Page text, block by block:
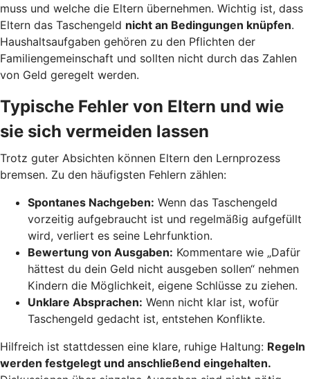
muss und welche die Eltern übernehmen. Wichtig ist, dass
Eltern das Taschengeld nicht an Bedingungen knüpfen.
Haushaltsaufgaben gehören zu den Pflichten der
Familiengemeinschaft und sollten nicht durch das Zahlen
von Geld geregelt werden.
Typische Fehler von Eltern und wie
sie sich vermeiden lassen
Trotz guter Absichten können Eltern den Lernprozess
bremsen. Zu den häufigsten Fehlern zählen:
Spontanes Nachgeben: Wenn das Taschengeld
vorzeitig aufgebraucht ist und regelmäßig aufgefüllt
wird, verliert es seine Lehrfunktion.
Bewertung von Ausgaben: Kommentare wie „Dafür
hättest du dein Geld nicht ausgeben sollen“ nehmen
Kindern die Möglichkeit, eigene Schlüsse zu ziehen.
Unklare Absprachen: Wenn nicht klar ist, wofür
Taschengeld gedacht ist, entstehen Konflikte.
Hilfreich ist stattdessen eine klare, ruhige Haltung: Regeln
werden festgelegt und anschließend eingehalten.